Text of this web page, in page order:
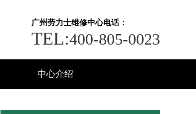
广州劳力士维修中心电话：
TEL:400-805-0023
中心介绍